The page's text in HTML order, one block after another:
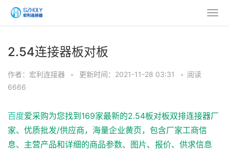
2.54连接器板对板
作者：宏利连接器 • 更新时间：2021-11-28 03:31 • 阅读
6666
百度爱采购为您找到169家最新的2.54板对板双排连接器厂
家、优质批发/供应商，海量企业黄页，包含厂家工商信
息、主营产品和详细的商品参数、图片、报价、供求信息